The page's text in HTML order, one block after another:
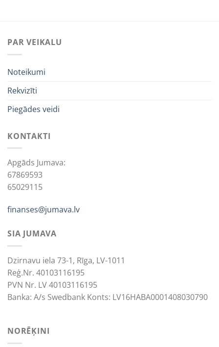
PAR VEIKALU
Noteikumi
Rekvizīti
Piegādes veidi
KONTAKTI
Apgāds Jumava:
67869593
65029115
finanses@jumava.lv
SIA JUMAVA
Dzirnavu iela 73-1, Rīga, LV-1011
Reģ.Nr. 40103116195
PVN Nr. LV 40103116195
Banka: A/s Swedbank Konts: LV16HABA0001408030790
NORĒĶINI